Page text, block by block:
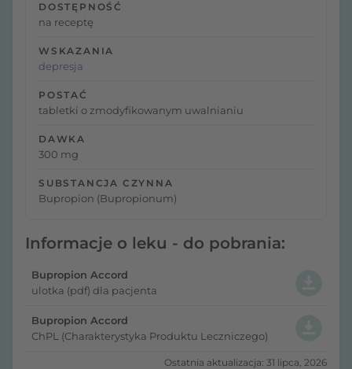
DOSTĘPNOŚĆ
na receptę
WSKAZANIA
depresja
POSTAĆ
tabletki o zmodyfikowanym uwalnianiu
DAWKA
300 mg
SUBSTANCJA CZYNNA
Bupropion (Bupropionum)
Informacje o leku - do pobrania:
Bupropion Accord
ulotka (pdf) dla pacjenta
Bupropion Accord
ChPL (Charakterystyka Produktu Leczniczego)
Ostatnia aktualizacja: 31 lipca, 2026